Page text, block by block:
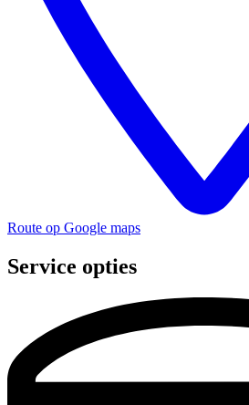
Route op Google maps
Service opties